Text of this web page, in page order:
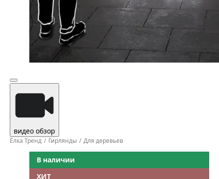
видео обзор
Ёлка Тренд Гирлянды Для деревьев
В наличии
ХИТ